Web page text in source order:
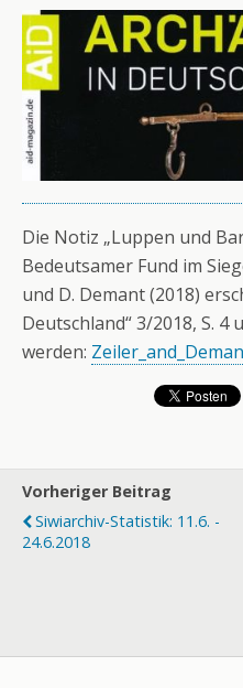
Die Notiz „Luppen und
Bedeutsamer Fund im
und D. Demant (2018)
Deutschland“ 3/2018, S.
werden:
Vorheriger Beitrag
Siwiarchiv-Statistik: 11.6. -
24.6.2018